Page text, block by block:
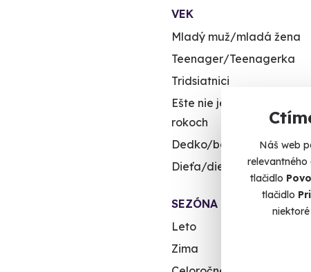
Náš web
tlačidlo
tlačidlo
VEK
Mladý muž/mladá žena
Teenager/Teenagerka
Tridsiatnici
Ešte nie je na dôchodku/v
rokoch
Dedko/babička
Dieťa/dieťa
SEZÓNA
Leto
Zima